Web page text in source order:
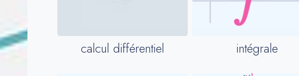
calcul différentiel intégrale